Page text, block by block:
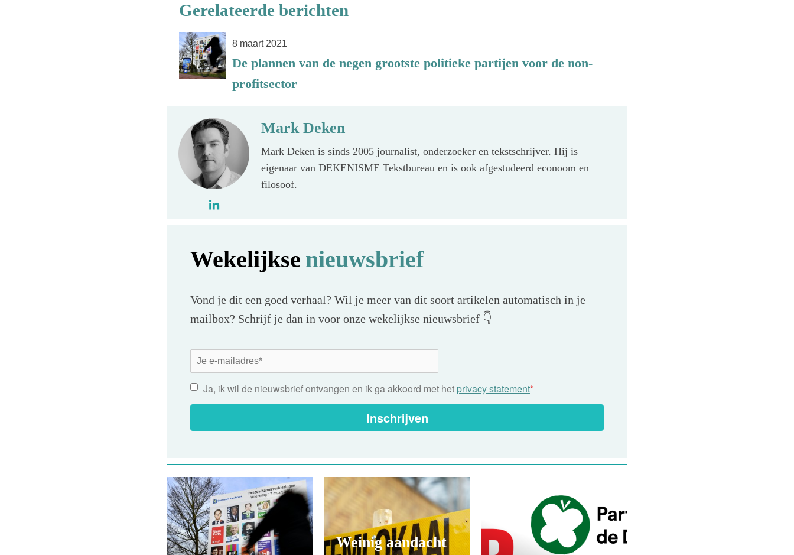
Gerelateerde berichten
8 maart 2021
De plannen van de negen grootste politieke partijen voor de non-
profitsector
Mark Deken
Mark Deken is sinds 2005 journalist, onderzoeker en tekstschrijver. Hij is
eigenaar van DEKENISME Tekstbureau en is ook afgestudeerd econoom en
filosoof.
Wekelijkse nieuwsbrief
Vond je dit een goed verhaal? Wil je meer van dit soort artikelen automatisch in je
mailbox? Schrijf je dan in voor onze wekelijkse nieuwsbrief 👇
Ja, ik wil de nieuwsbrief ontvangen en ik ga akkoord met het privacy statement*
Inschrijven
Weinig aandacht